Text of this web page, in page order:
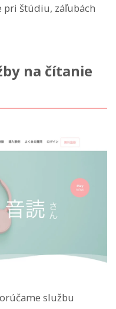
pri štúdiu, záľubách
na čítanie
službu